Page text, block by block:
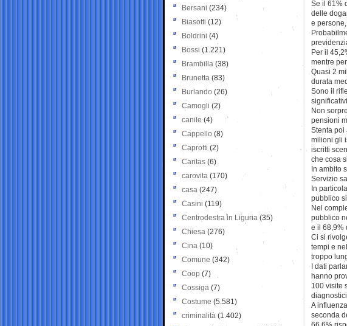
Se il 61%
delle
e
Per il
mentre
Quasi 2
durata
Sono il
Non
pensioni
Stenta poi
milioni gli
iscritti
che cosa
In ambito
Servizio
In
pubblico
Nel
pubblico
e il 68,9%
Ci si
tempi e
troppo
I dati
hanno
100 visite
A
seconda
Bersani (234)
Biasotti (12)
Boldrini (4)
Bossi (1.221)
Brambilla (38)
Brunetta (83)
Burlando (26)
Camogli (2)
canile (4)
Cappello (8)
Caprotti (2)
Caritas (6)
carovita (170)
casa (247)
Casini (119)
Centrodestra in Liguria (35)
Chiesa (276)
Cina (10)
Comune (342)
Coop (7)
Cossiga (7)
Costume (5.581)
criminalità (1.402)